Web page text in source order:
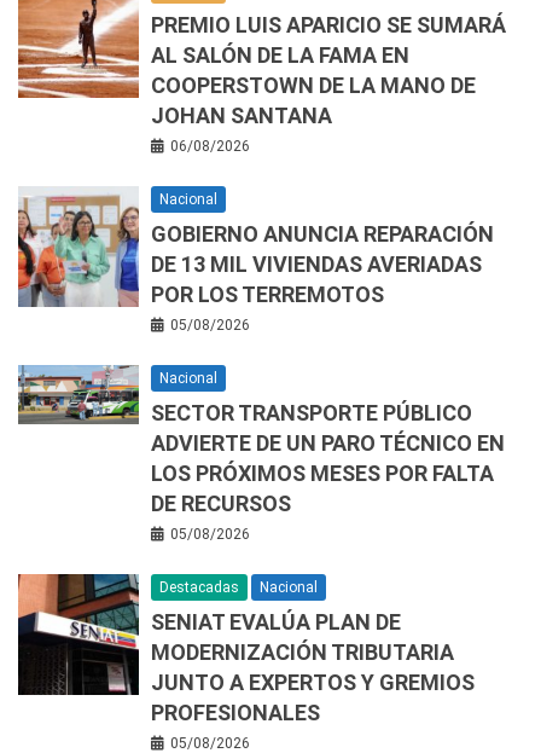
PREMIO LUIS APARICIO SE SUMARÁ
AL SALÓN DE LA FAMA EN
COOPERSTOWN DE LA MANO DE
JOHAN SANTANA
06/08/2026
Nacional
GOBIERNO ANUNCIA REPARACIÓN
DE 13 MIL VIVIENDAS AVERIADAS
POR LOS TERREMOTOS
05/08/2026
Nacional
SECTOR TRANSPORTE PÚBLICO
ADVIERTE DE UN PARO TÉCNICO EN
LOS PRÓXIMOS MESES POR FALTA
DE RECURSOS
05/08/2026
Destacadas Nacional
SENIAT EVALÚA PLAN DE
MODERNIZACIÓN TRIBUTARIA
JUNTO A EXPERTOS Y GREMIOS
PROFESIONALES
05/08/2026